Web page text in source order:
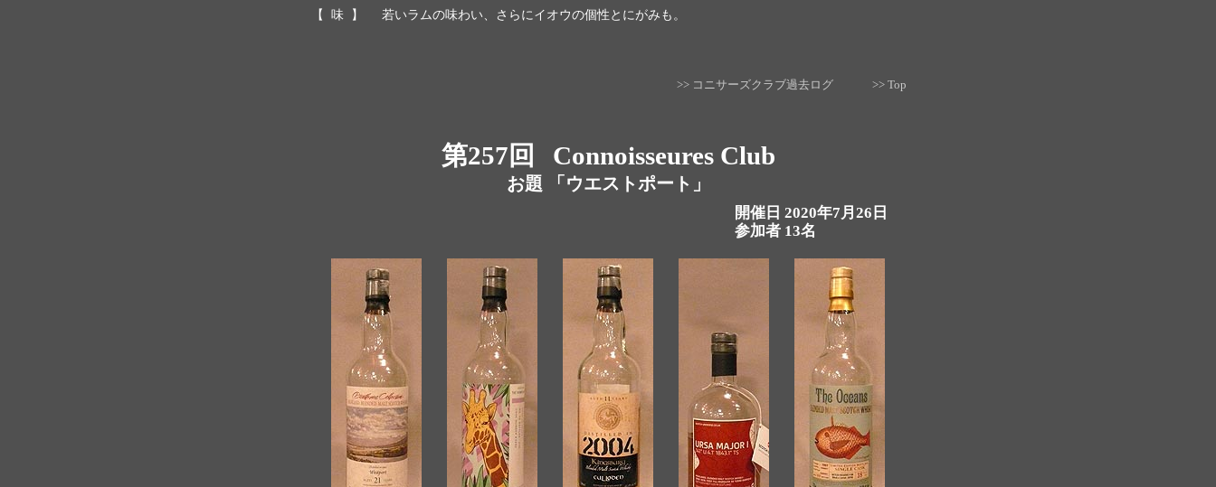
【 味 】
若いラムの味わい、さらにイオウの個性とにがみも。
>> コニサーズクラブ過去ログ >> Top
第257回 Connoisseures Club
お題 「ウエストポート」
開催日 2020年7月26日
参加者 13名